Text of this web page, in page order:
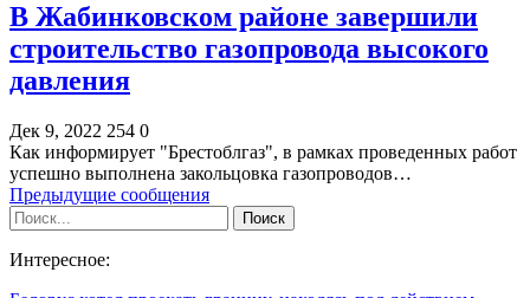
В Жабинковском районе завершили
строительство газопровода высокого
давления
Дек 9, 2022 254 0
Как информирует "Брестоблгаз", в рамках проведенных работ
успешно выполнена закольцовка газопроводов…
Предыдущие сообщения
Интересное: